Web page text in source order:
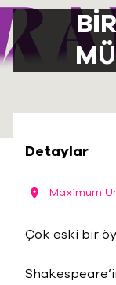
Detaylar
Maximum
Çok eski bir